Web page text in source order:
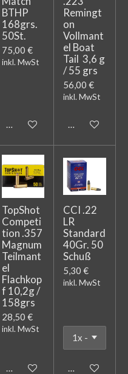
BTHP
168grs.
50St.
75,00 €
inkl. MwSt
In den Warenkorb
Remingt
on
Vollmant
el Boat
Tail 3,6 g
/ 55 grs
56,00 €
inkl. MwSt
In den
benachrichtigen
TopShot
Competi
tion .357
Magnum
Teilmant
el
Flachkop
f 10,2g /
158grs
28,50 €
inkl. MwSt
In den Warenkorb
CCI .22
LR
Standard
40Gr. 50
Schuß
5,30 €
inkl. MwSt
In den